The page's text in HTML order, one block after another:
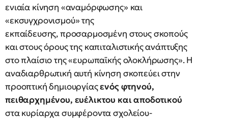
ενιαία κίνηση «αναμόρφωσης» και
«εκσυγχρονισμού» της
εκπαίδευσης, προσαρμοσμένη στους σκοπούς
και στους όρους της καπιταλιστικής ανάπτυξης
στο πλαίσιο της «ευρωπαϊκής ολοκλήρωσης». Η
αναδιαρθρωτική αυτή κίνηση σκοπεύει στην
προοπτική δημιουργίαςενός φτηνού,
πειθαρχημένου, ευέλικτου και αποδοτικού
στα κυρίαρχα συμφέροντα σχολείου-